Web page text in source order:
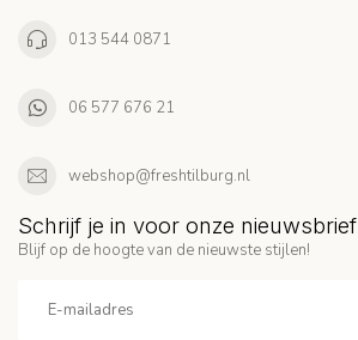
013 544 0871
06 577 676 21
webshop@freshtilburg.nl
Schrijf je in voor onze nieuwsbrief
Blijf op de hoogte van de nieuwste stijlen!